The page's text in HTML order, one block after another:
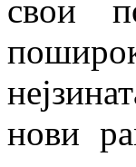
свои
нови